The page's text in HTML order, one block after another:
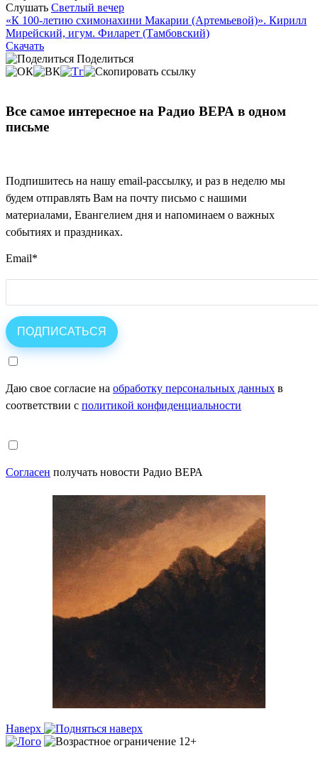
Слушать Светлый вечер
«К 100-летию схимонахини Макарии (Артемьевой)». Кирилл
Мирейский, игум. Филарет (Тамбовский)
Скачать
Поделиться
Все самое интересное на Радио ВЕРА в одном
письме
Подпишитесь на нашу email-рассылку, и раз в неделю мы
будем отправлять Вам на почту письмо с нашими
материалами, Евангелием дня и напоминаем о важных
событиях и праздниках.
Email*
Даю свое согласие на обработку персональных данных в
соответствии с политикой конфиденциальности
Согласен получать новости Радио ВЕРА
Наверх